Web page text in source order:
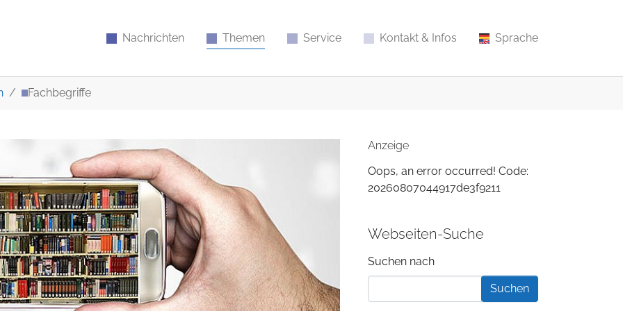
Nachrichten Themen Service Kontakt & Infos Sprache
Fachbegriffe
Anzeige
Oops, an error occurred! Code:
20260807044917de3f9211
Webseiten-Suche
Suchformular
Suchen nach